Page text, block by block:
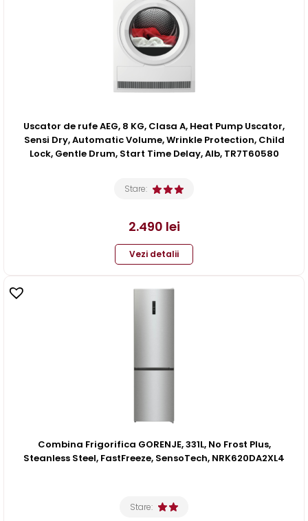
Uscator de rufe AEG, 8 KG, Clasa A, Heat Pump Uscator,
Sensi Dry, Automatic Volume, Wrinkle Protection, Child
Lock, Gentle Drum, Start Time Delay, Alb, TR7T60580
Stare:
2.490 lei
Vezi detalii
Combina Frigorifica GORENJE, 331L, No Frost Plus,
Steanless Steel, FastFreeze, SensoTech, NRK620DA2XL4
Stare: